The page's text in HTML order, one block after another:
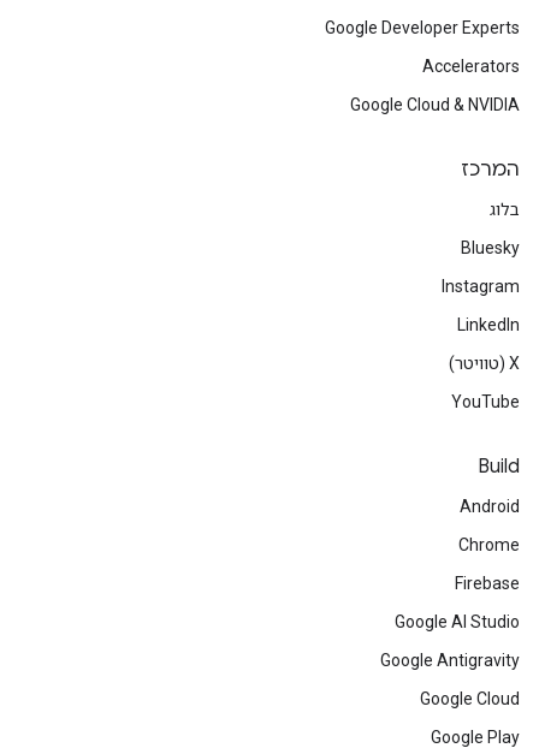
Google Developer Experts
Accelerators
Google Cloud & NVIDIA
המרכז
בלוג
Bluesky
Instagram
LinkedIn
‫X (טוויטר)
YouTube
Build
Android
Chrome
Firebase
Google AI Studio
Google Antigravity
Google Cloud
Google Play